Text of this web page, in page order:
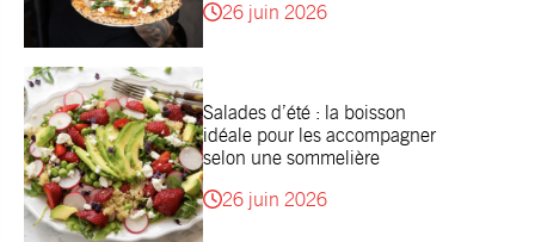
26 juin 2026
Salades d’été : la boisson
idéale pour les accompagner
selon une sommelière
26 juin 2026